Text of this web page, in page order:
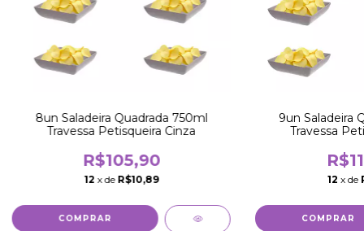
8un Saladeira Quadrada 750ml
Travessa Petisqueira Cinza
R$105,90
12 x de R$10,89
9un Saladeira
Travessa
12 x de